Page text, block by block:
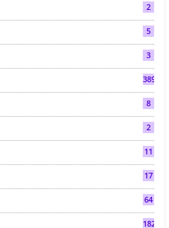
2
5
3
3892
8
2
11
17
64
182